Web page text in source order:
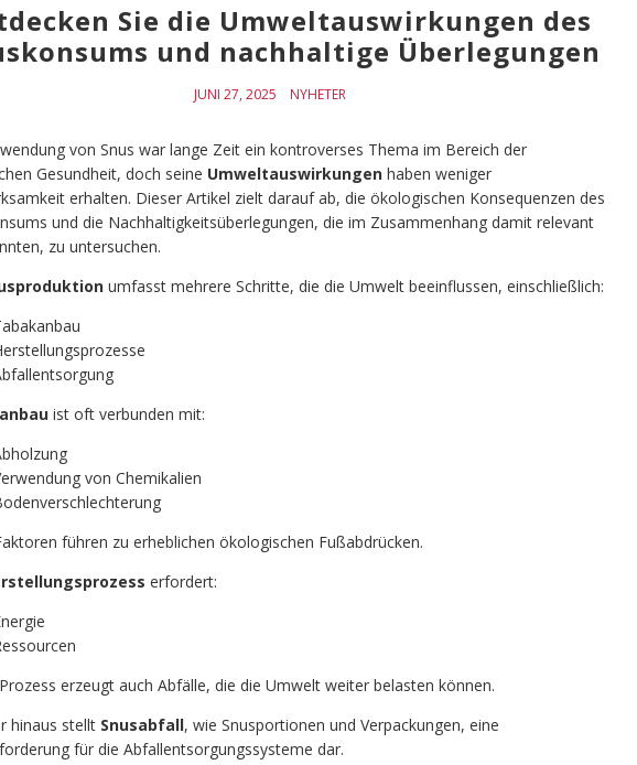
Sie die Umweltauswirkungen des
und nachhaltige Überlegungen
JUNI 27, 2025 NYHETER
von Snus war lange Zeit ein kontroverses Thema im Bereich der
Gesundheit, doch seine Umweltauswirkungen haben weniger
erhalten. Dieser Artikel zielt darauf ab, die ökologischen Konsequenzen des
und die Nachhaltigkeitsüberlegungen, die im Zusammenhang damit relevant
zu untersuchen.
umfasst mehrere Schritte, die die Umwelt beeinflussen, einschließlich:
ist oft verbunden mit:
von Chemikalien
führen zu erheblichen ökologischen Fußabdrücken.
erfordert:
erzeugt auch Abfälle, die die Umwelt weiter belasten können.
hinaus stellt Snusabfall, wie Snusportionen und Verpackungen, eine
für die Abfallentsorgungssysteme dar.